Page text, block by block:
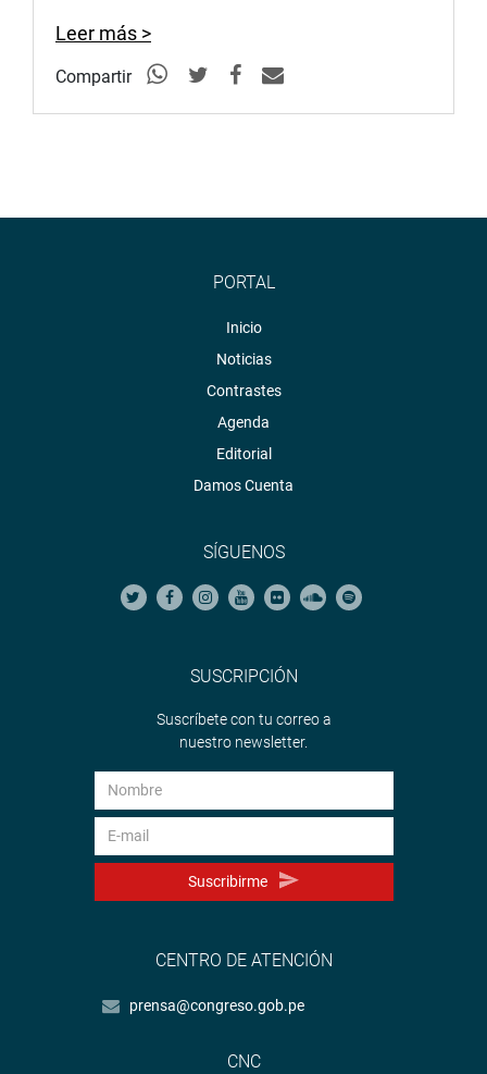
Leer más >
Compartir
PORTAL
Inicio
Noticias
Contrastes
Agenda
Editorial
Damos Cuenta
SÍGUENOS
SUSCRIPCIÓN
Suscríbete con tu correo a
nuestro newsletter.
Suscribirme
CENTRO DE ATENCIÓN
prensa@congreso.gob.pe
CNC